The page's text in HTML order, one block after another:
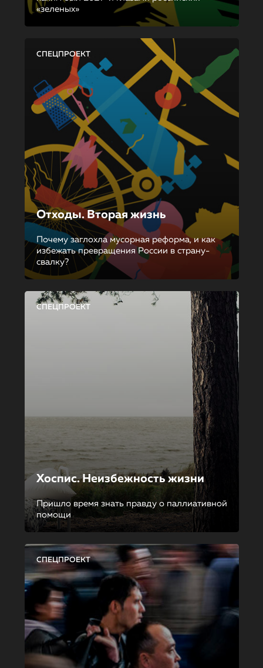
«зеленых»
СПЕЦПРОЕКТ
Отходы. Вторая жизнь
Почему заглохла мусорная реформа, и как
избежать превращения России в страну-
свалку?
СПЕЦПРОЕКТ
Хоспис. Неизбежность жизни
Пришло время знать правду о паллиативной
помощи
СПЕЦПРОЕКТ